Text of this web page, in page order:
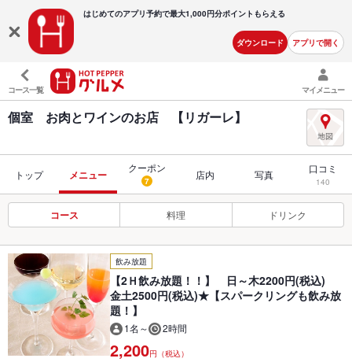
はじめてのアプリ予約で最大1,000円分ポイントもらえる
ダウンロード アプリで開く
コース一覧 マイメニュー
個室 お肉とワインのお店 【リガーレ】
トップ メニュー
クーポン
7 店内 写真 口コミ
140
コース 料理 ドリンク
飲み放題
【2Ｈ飲み放題！！】 日～木2200円(税込)
金土2500円(税込)★【スパークリングも飲み放
題！】
1名～ 2時間
2,200円（税込）